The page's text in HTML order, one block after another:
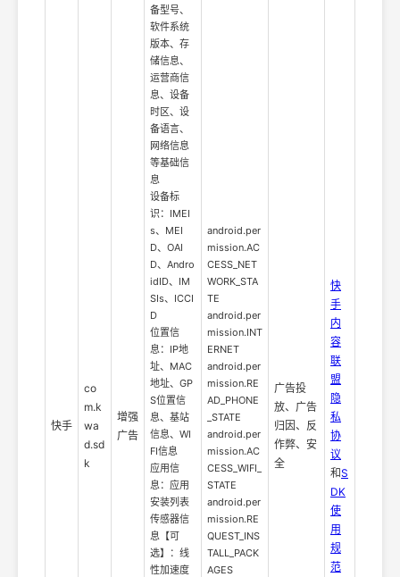
快手
co
m.k
wa
d.sd
k
增强
广告
备型号、
软件系统
版本、存
储信息、
运营商信
息、设备
时区、设
备语言、
网络信息
等基础信
息
设备标
识：IMEI
s、MEI
D、OAI
D、Andro
idID、IM
SIs、ICCI
D
位置信
息：IP地
址、MAC
地址、GP
S位置信
息、基站
信息、WI
FI信息
应用信
息：应用
安装列表
传感器信
息【可
选】：线
性加速度
android.per
mission.AC
CESS_NET
WORK_STA
TE
android.per
mission.INT
ERNET
android.per
mission.RE
AD_PHONE
_STATE
android.per
mission.AC
CESS_WIFI_
STATE
android.per
mission.RE
QUEST_INS
TALL_PACK
AGES
广告投
放、广告
归因、反
作弊、安
全
快
手
内
容
联
盟
隐
私
协
议
和S
DK
使
用
规
范